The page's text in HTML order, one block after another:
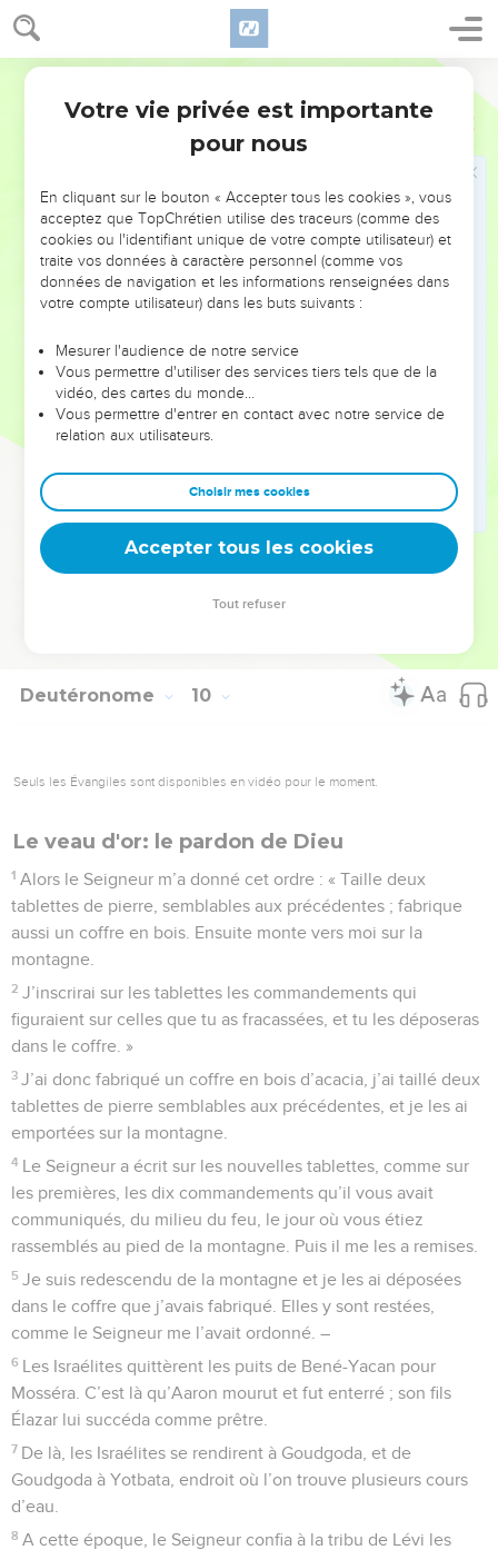
Deutéronome 9
Depuis qu’il vous connaît, vous avez toujours été rebelles
à l’égard du Seigneur.
Lorsque le Seigneur a menacé de vous exterminer, je suis
tombé à terre devant lui et je suis resté ainsi quarante jours
et quarante nuits.
Je lui ai adressé cette prière : « Seigneur Dieu, ne détruis
fait sortir d’Égypte, grâce à ton autorité souveraine et à ta
puissance irrésistible.
Souviens-toi de tes serviteurs Abraham, Isaac et Jacob !
Ne prête pas attention à l’insoumission, à la méchanceté et
Il ne faut pas qu’on puisse dire, dans le pays d’où tu nous
as fait sortir : “Le Seigneur n’était pas capable d’amener ces
gens dans le pays qu’il leur avait promis”, ou encore : “Il ne
les aimait pas, et il les a délivrés seulement pour les laisser
Seigneur, ils sont ton peuple, ils t’appartiennent, eux que
tu as libérés en déployant ta force et ta puissance
irrésistibles. »
© Société biblique française – Bibli’O, 1997, avec autorisation. Pour vous procurer
Deutéronome 10
Seuls les Évangiles sont disponibles en vidéo pour le moment.
Le veau d'or: le pardon de Dieu
1 Alors le Seigneur m’a donné cet ordre : « Taille deux
tablettes de pierre, semblables aux précédentes ; fabrique
aussi un coffre en bois. Ensuite monte vers moi sur la
montagne.
2 J’inscrirai sur les tablettes les commandements qui
figuraient sur celles que tu as fracassées, et tu les déposeras
dans le coffre. »
3 J’ai donc fabriqué un coffre en bois d’acacia, j’ai taillé deux
tablettes de pierre semblables aux précédentes, et je les ai
emportées sur la montagne.
4 Le Seigneur a écrit sur les nouvelles tablettes, comme sur
les premières, les dix commandements qu’il vous avait
communiqués, du milieu du feu, le jour où vous étiez
rassemblés au pied de la montagne. Puis il me les a remises.
5 Je suis redescendu de la montagne et je les ai déposées
dans le coffre que j’avais fabriqué. Elles y sont restées,
comme le Seigneur me l’avait ordonné. –
6 Les Israélites quittèrent les puits de Bené-Yacan pour
Mosséra. C’est là qu’Aaron mourut et fut enterré ; son fils
Élazar lui succéda comme prêtre.
7 De là, les Israélites se rendirent à Goudgoda, et de
Goudgoda à Yotbata, endroit où l’on trouve plusieurs cours
d’eau.
8 A cette époque, le Seigneur confia à la tribu de Lévi les
Votre vie privée est importante
pour nous
En cliquant sur le bouton « Accepter tous les cookies », vous
acceptez que TopChrétien utilise des traceurs (comme des
cookies ou l'identifiant unique de votre compte utilisateur) et
traite vos données à caractère personnel (comme vos
données de navigation et les informations renseignées dans
votre compte utilisateur) dans les buts suivants :
Mesurer l'audience de notre service
Vous permettre d'utiliser des services tiers tels que de la
vidéo, des cartes du monde…
Vous permettre d'entrer en contact avec notre service de
relation aux utilisateurs.
Choisir mes cookies
Accepter tous les cookies
Tout refuser